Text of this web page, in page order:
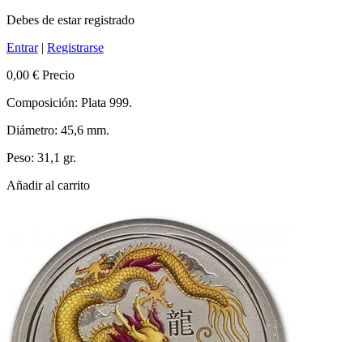
Debes de estar registrado
Entrar| Registrarse
0,00 € Precio
Composición: Plata 999.
Diámetro: 45,6 mm.
Peso: 31,1 gr.
Añadir al carrito